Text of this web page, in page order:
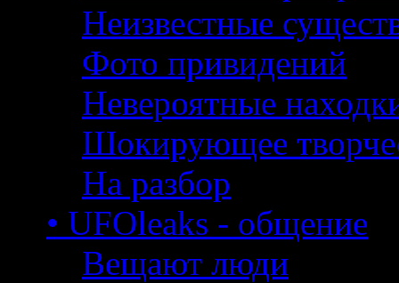
Неизвестные
Фото привидений
Невероятные
Шокирующее
На разбор
• UFOleaks - общение
Вещают люди